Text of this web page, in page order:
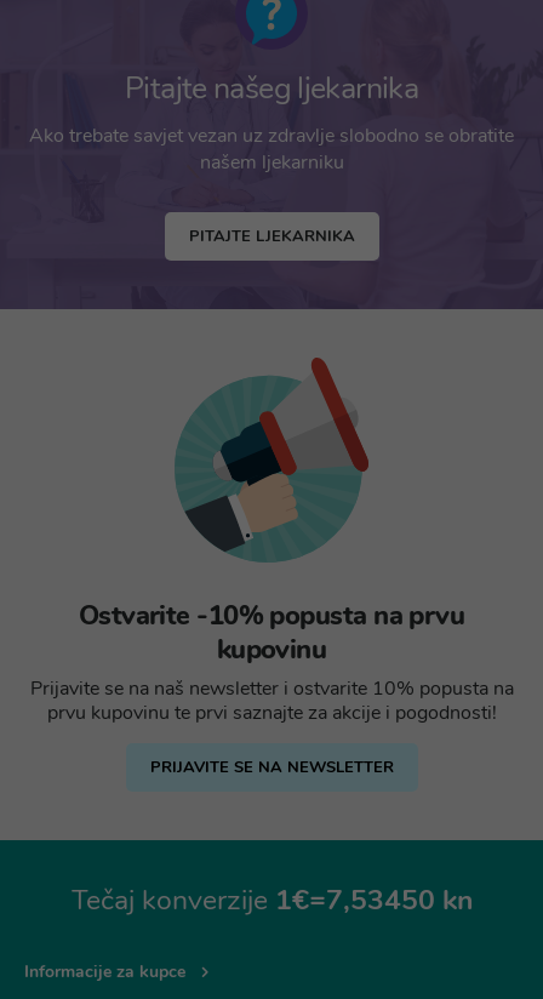
Pitajte našeg ljekarnika
Ako trebate savjet vezan uz zdravlje slobodno se obratite
našem ljekarniku
PITAJTE LJEKARNIKA
Ostvarite -10% popusta na prvu
kupovinu
Prijavite se na naš newsletter i ostvarite 10% popusta na
prvu kupovinu te prvi saznajte za akcije i pogodnosti!
PRIJAVITE SE NA NEWSLETTER
Tečaj konverzije 1€=7,53450 kn
Informacije za kupce